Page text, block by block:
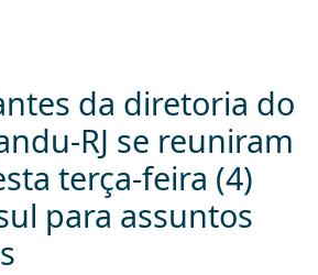
da diretoria do
RJ se reuniram
terça-feira (4)
para assuntos